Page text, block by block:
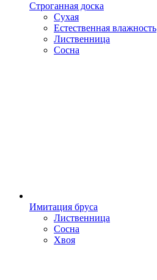
Строганная доска
Сухая
Естественная влажность
Лиственница
Сосна
Имитация бруса
Лиственница
Сосна
Хвоя